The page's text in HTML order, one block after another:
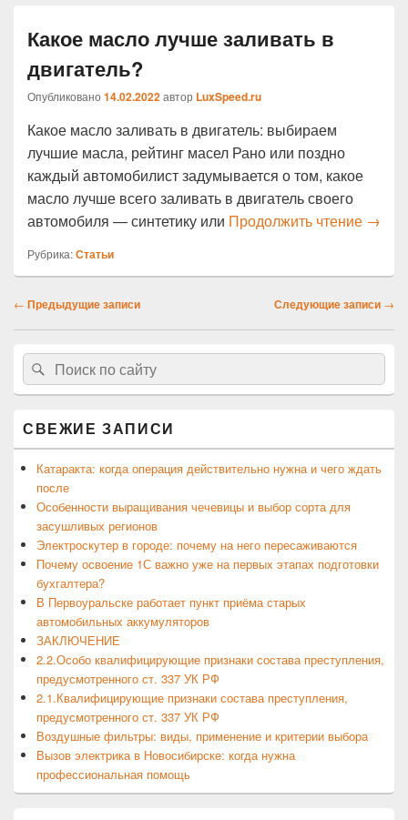
Какое масло лучше заливать в
двигатель?
Опубликовано 14.02.2022автор LuxSpeed.ru
Какое масло заливать в двигатель: выбираем
лучшие масла, рейтинг масел Рано или поздно
каждый автомобилист задумывается о том, какое
масло лучше всего заливать в двигатель своего
автомобиля — синтетику или Продолжить чтение →
Рубрика:Статьи
Навигация
← Предыдущие записи Следующие записи →
Область
основной
боковой
панели
Найти:Поиск
СВЕЖИЕ ЗАПИСИ
Катаракта: когда операция действительно нужна и чего ждать
после
Особенности выращивания чечевицы и выбор сорта для
засушливых регионов
Электроскутер в городе: почему на него пересаживаются
Почему освоение 1С важно уже на первых этапах подготовки
бухгалтера?
В Первоуральске работает пункт приёма старых
автомобильных аккумуляторов
ЗАКЛЮЧЕНИЕ
2.2.Особо квалифицирующие признаки состава преступления,
предусмотренного ст. 337 УК РФ
2.1.Квалифицирующие признаки состава преступления,
предусмотренного ст. 337 УК РФ
Воздушные фильтры: виды, применение и критерии выбора
Вызов электрика в Новосибирске: когда нужна
профессиональная помощь